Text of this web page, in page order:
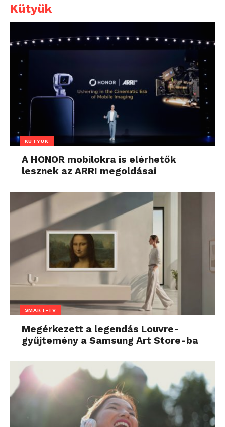
Kütyük
KÜTYÜK
A HONOR mobilokra is elérhetők
lesznek az ARRI megoldásai
SMART-TV
Megérkezett a legendás Louvre-
gyűjtemény a Samsung Art Store-ba